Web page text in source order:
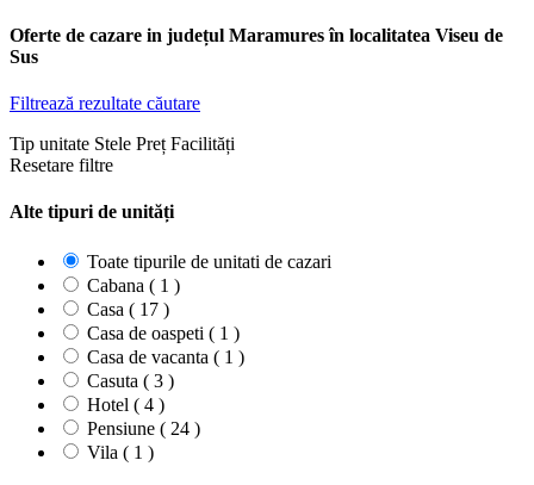
Oferte de cazare in județul Maramures în localitatea Viseu de
Sus
Filtrează rezultate căutare
Tip unitate Stele Preț Facilități
Resetare filtre
Alte tipuri de unități
Toate tipurile de unitati de cazari
Cabana ( 1 )
Casa ( 17 )
Casa de oaspeti ( 1 )
Casa de vacanta ( 1 )
Casuta ( 3 )
Hotel ( 4 )
Pensiune ( 24 )
Vila ( 1 )